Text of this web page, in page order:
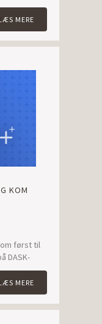
MERE
KOM
først til
DASK-
MERE